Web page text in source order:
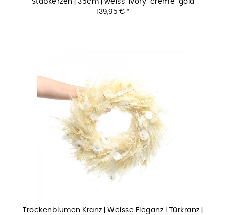
139,95 € *
Trockenblumen Kranz | Weisse Eleganz I Türkranz |